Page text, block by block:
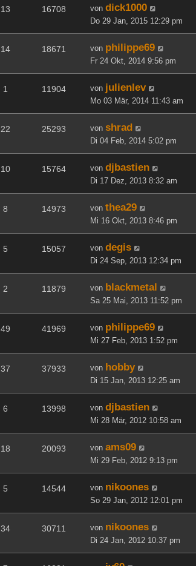
13 16708 von dick1000
Do 29 Jan, 2015 12:29 pm
14 18671 von philippe69
Fr 24 Okt, 2014 9:56 pm
1 11904 von julienlev
Mo 03 Mär, 2014 11:43 am
22 25293 von shrad
Di 04 Feb, 2014 5:02 pm
10 15764 von djbastien
Di 17 Dez, 2013 8:32 am
8 14973 von thea29
Mi 16 Okt, 2013 8:46 pm
5 15057 von degis
Di 24 Sep, 2013 12:34 pm
2 11879 von blackmetal
Sa 25 Mai, 2013 11:52 pm
49 41969 von philippe69
Mi 27 Feb, 2013 1:52 pm
37 37933 von hobby
Di 15 Jan, 2013 12:25 am
6 13998 von djbastien
Mi 28 Mär, 2012 10:58 am
18 20093 von ams09
Mi 29 Feb, 2012 9:13 pm
5 14544 von nikoones
So 29 Jan, 2012 12:01 pm
34 30711 von nikoones
Di 24 Jan, 2012 10:37 pm